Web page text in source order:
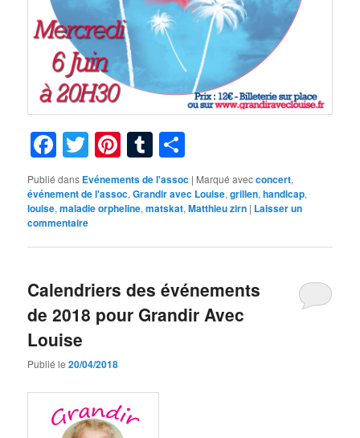
Facebook
Twitter
Pinterest
Tumblr
Publié dans Evénements de l'assoc | Marqué avecconcert,
événement de l'assoc,Grandir avec Louise,grillen,handicap,
louise,maladie orpheline,matskat,Matthieu zirn | Laisser un
commentaire
Calendriers des événements
de 2018 pour Grandir Avec
Louise
Publié le20/04/2018